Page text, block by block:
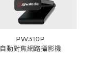
PW310P
自動對焦網路攝影機